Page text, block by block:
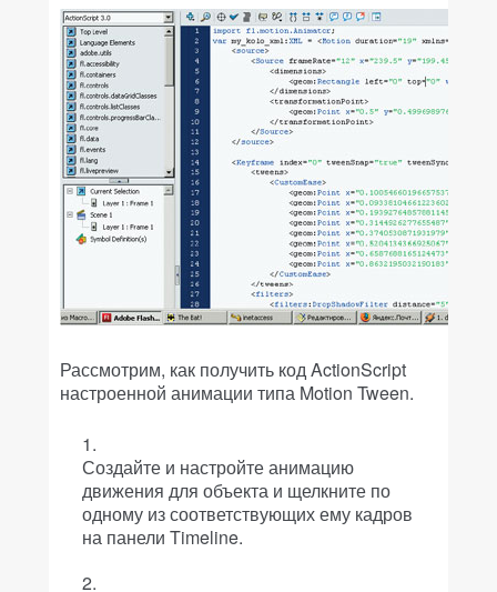
Рассмотрим, как получить код ActionScript
настроенной анимации типа Motion Tween.
Создайте и настройте анимацию
движения для объекта и щелкните по
одному из соответствующих ему кадров
на панели Timeline.